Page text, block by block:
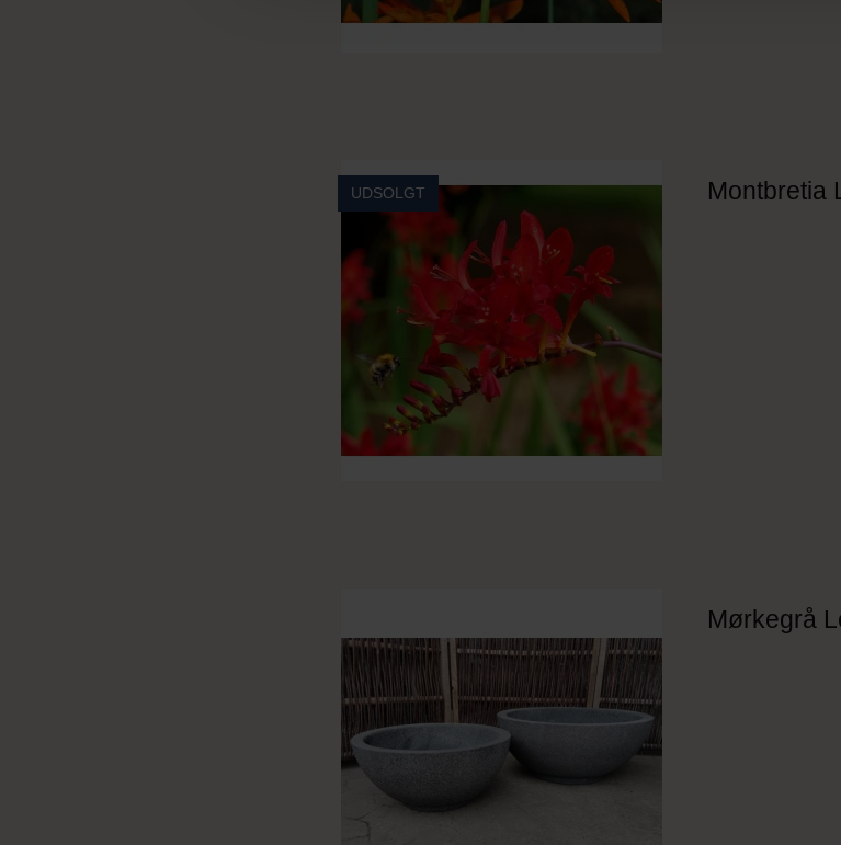
UDSOLGT Montbretia
Mørkegrå